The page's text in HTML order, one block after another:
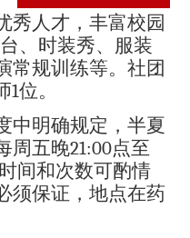
秀人才，丰富校园
台、时装秀、服装
常规训练等。社团
1位。
中明确规定，半夏
周五晚21:00点至
间和次数可酌情
须保证，地点在药